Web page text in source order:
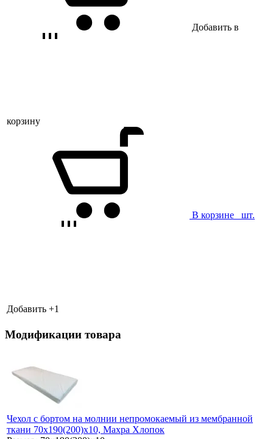
Добавить в
корзину
В корзине шт.
Добавить +1
Модификации товара
Чехол с бортом на молнии непромокаемый из мембранной
ткани 70х190(200)х10, Махра Хлопок